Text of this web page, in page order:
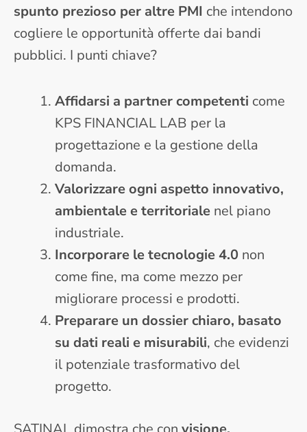
spunto prezioso per altre PMI che intendono
cogliere le opportunità offerte dai bandi
pubblici. I punti chiave?
Affidarsi a partner competenti come
KPS FINANCIAL LAB per la
progettazione e la gestione della
domanda.
Valorizzare ogni aspetto innovativo,
ambientale e territoriale nel piano
industriale.
Incorporare le tecnologie 4.0 non
come fine, ma come mezzo per
migliorare processi e prodotti.
Preparare un dossier chiaro, basato
su dati reali e misurabili, che evidenzi
il potenziale trasformativo del
progetto.